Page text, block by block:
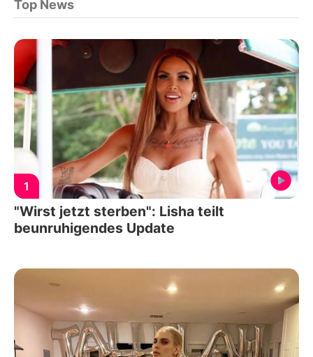
Top News
1
"Wirst jetzt sterben": Lisha teilt
beunruhigendes Update